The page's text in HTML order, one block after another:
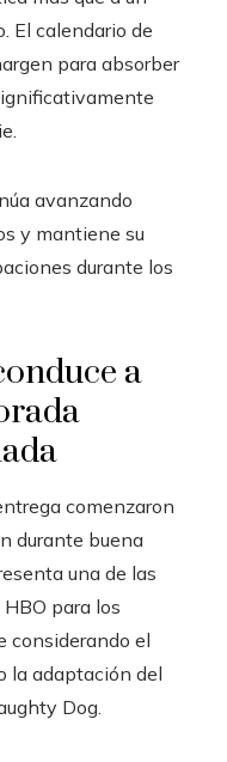
El calendario de
para absorber
avanzando
y mantiene su
durante los
a
comenzaron
durante buena
una de las
para los
considerando el
la adaptación del
Dog.